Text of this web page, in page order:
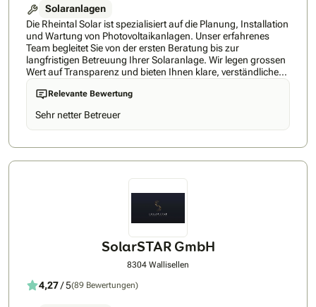
Solaranlagen
Die Rheintal Solar ist spezialisiert auf die Planung, Installation
und Wartung von Photovoltaikanlagen. Unser erfahrenes
Team begleitet Sie von der ersten Beratung bis zur
langfristigen Betreuung Ihrer Solaranlage. Wir legen grossen
Wert auf Transparenz und bieten Ihnen klare, verständliche
Angebote ohne versteckte Kosten. Mit einer maximalen
Wartezeit von nur drei Monaten sorgen wir für eine
termingerechte Inbetriebnahme Ihrer Anlage. Unsere Kunden
schätzen unsere Flexibilität und Professionalität, was sich in
zahlreichen positiven Rückmeldungen widerspiegelt. Durch
Relevante Bewertung
Sehr netter Betreuer
SolarSTAR GmbH
8304 Wallisellen
4,27/ 5(89 Bewertungen)